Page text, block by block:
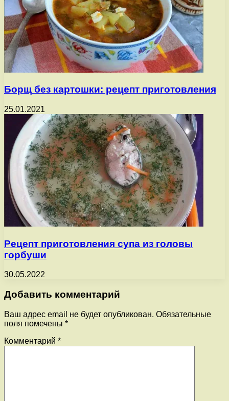
Борщ без картошки: рецепт приготовления
25.01.2021
Рецепт приготовления супа из головы
горбуши
30.05.2022
Добавить комментарий
Ваш адрес email не будет опубликован. Обязательные
поля помечены *
Комментарий *